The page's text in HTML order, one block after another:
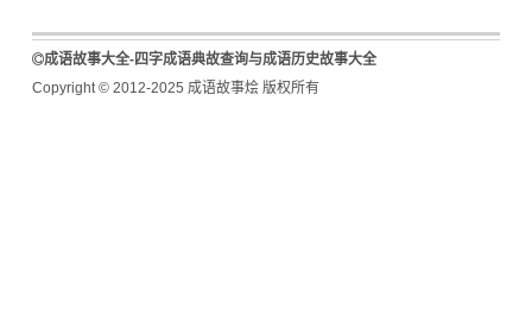
成语故事大全-四字成语典故查询与成语历史故事大全
Copyright © 2012-2025 成语故事烩 版权所有